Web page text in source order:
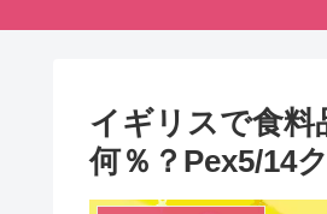
イギリスで食料
何％？Pex5/14